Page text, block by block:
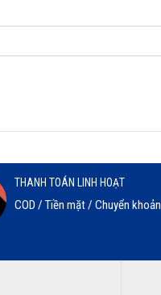
THANH TOÁN LINH HOẠT
COD / Tiền mặt / Chuyển khoản